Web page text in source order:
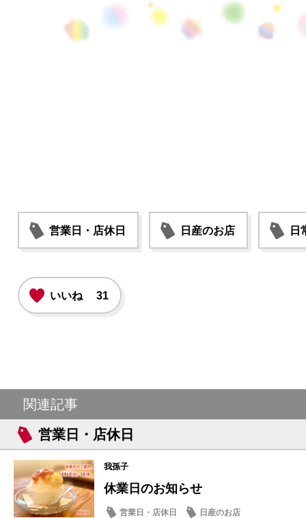
営業日・店休日 日産のお店 日
いいね 31
関連記事
営業日・店休日
我孫子
休業日のお知らせ
営業日・店休日 日産のお店